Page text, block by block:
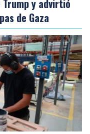
y advirtió
de Gaza